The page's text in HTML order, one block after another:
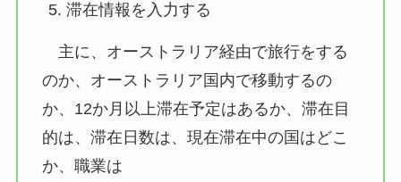
滞在情報を入力する
主に、オーストラリア経由で旅行をする
のか、オーストラリア国内で移動するの
か、12か月以上滞在予定はあるか、滞在目
的は、滞在日数は、現在滞在中の国はどこ
か、職業は